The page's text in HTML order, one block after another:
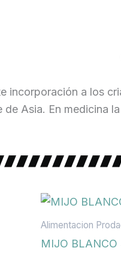
incorporación a los
Asia. En medicina
Alimentacion
MIJO BLANCO